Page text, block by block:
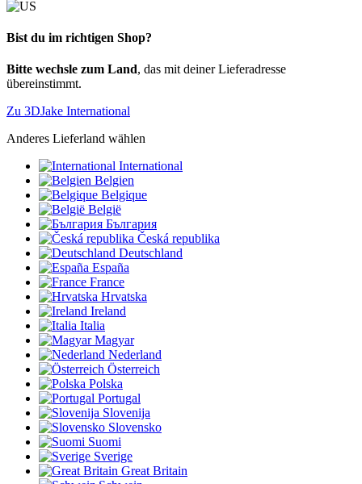
Bist du im richtigen Shop?
Bitte wechsle zum Land, das mit deiner Lieferadresse
übereinstimmt.
Zu 3DJake International
Anderes Lieferland wählen
International
Belgien
Belgique
België
България
Česká republika
Deutschland
España
France
Hrvatska
Ireland
Italia
Magyar
Nederland
Österreich
Polska
Portugal
Slovenija
Slovensko
Suomi
Sverige
Great Britain